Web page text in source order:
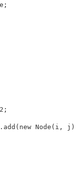
;
2 ;
. add ( new Node ( i , j )